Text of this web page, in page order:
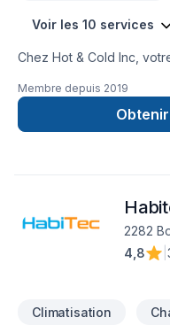
Voir les 10 services
Chez Hot & Cold Inc,
choisissant nos
chauffage et
fiabilité et le
Membre depuis 2019
2282
4,8
Climatisation